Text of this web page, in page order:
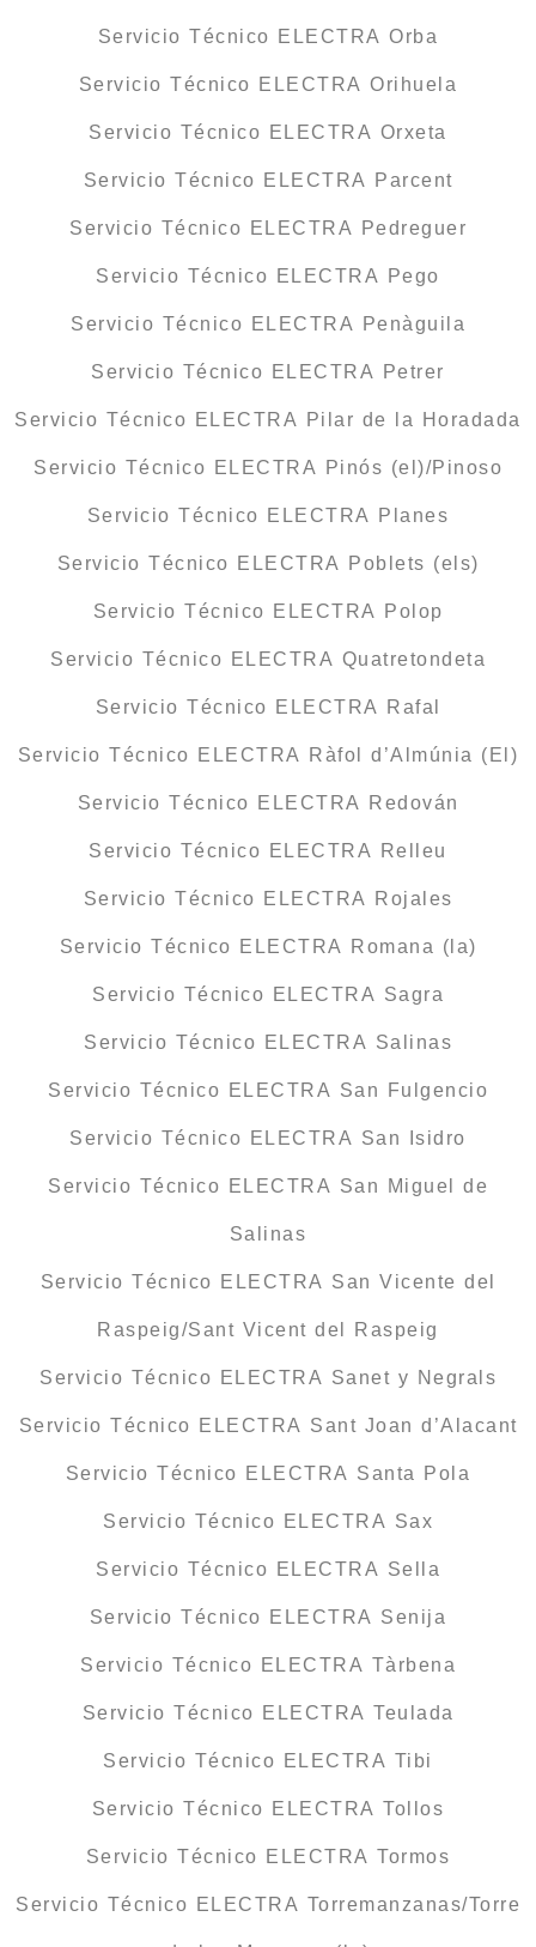
Servicio Técnico ELECTRA Orba
Servicio Técnico ELECTRA Orihuela
Servicio Técnico ELECTRA Orxeta
Servicio Técnico ELECTRA Parcent
Servicio Técnico ELECTRA Pedreguer
Servicio Técnico ELECTRA Pego
Servicio Técnico ELECTRA Penàguila
Servicio Técnico ELECTRA Petrer
Servicio Técnico ELECTRA Pilar de la Horadada
Servicio Técnico ELECTRA Pinós (el)/Pinoso
Servicio Técnico ELECTRA Planes
Servicio Técnico ELECTRA Poblets (els)
Servicio Técnico ELECTRA Polop
Servicio Técnico ELECTRA Quatretondeta
Servicio Técnico ELECTRA Rafal
Servicio Técnico ELECTRA Ràfol d’Almúnia (El)
Servicio Técnico ELECTRA Redován
Servicio Técnico ELECTRA Relleu
Servicio Técnico ELECTRA Rojales
Servicio Técnico ELECTRA Romana (la)
Servicio Técnico ELECTRA Sagra
Servicio Técnico ELECTRA Salinas
Servicio Técnico ELECTRA San Fulgencio
Servicio Técnico ELECTRA San Isidro
Servicio Técnico ELECTRA San Miguel de
Salinas
Servicio Técnico ELECTRA San Vicente del
Raspeig/Sant Vicent del Raspeig
Servicio Técnico ELECTRA Sanet y Negrals
Servicio Técnico ELECTRA Sant Joan d’Alacant
Servicio Técnico ELECTRA Santa Pola
Servicio Técnico ELECTRA Sax
Servicio Técnico ELECTRA Sella
Servicio Técnico ELECTRA Senija
Servicio Técnico ELECTRA Tàrbena
Servicio Técnico ELECTRA Teulada
Servicio Técnico ELECTRA Tibi
Servicio Técnico ELECTRA Tollos
Servicio Técnico ELECTRA Tormos
Servicio Técnico ELECTRA Torremanzanas/Torre